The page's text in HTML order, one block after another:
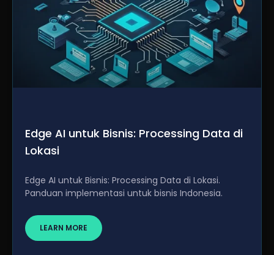
Edge AI untuk Bisnis: Processing Data di
Lokasi
Edge AI untuk Bisnis: Processing Data di Lokasi.
Panduan implementasi untuk bisnis Indonesia.
LEARN MORE